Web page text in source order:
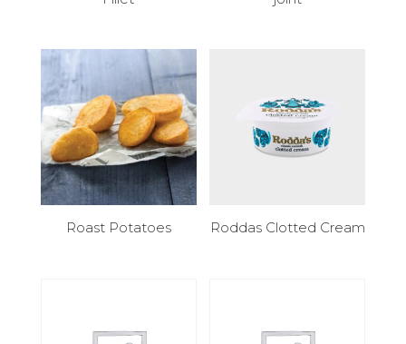
Roast Potatoes Roddas Clotted Cream